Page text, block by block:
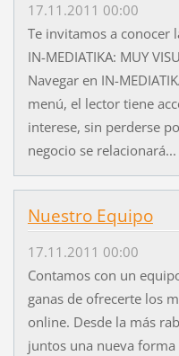
17.11.2011 00:00
Te invitamos a conocer
IN-MEDIATIKA: MUY
Navegar en IN-
menú, el lector tiene
interese, sin perderse
negocio se relacionará...
Nuestro Equipo
17.11.2011 00:00
Contamos con un
ganas de ofrecerte los
online. Desde la más
juntos una nueva